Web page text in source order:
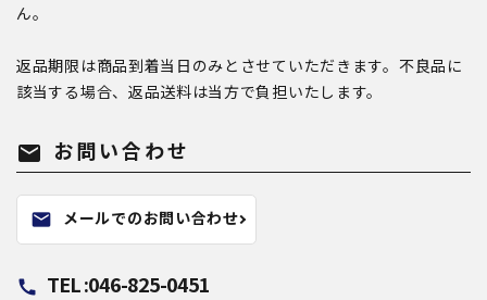
ん。
返品期限は商品到着当日のみとさせていただきます。不良品に
該当する場合、返品送料は当方で負担いたします。
mail お問い合わせ
mail メールでのお問い合わせ
call TEL :046-825-0451